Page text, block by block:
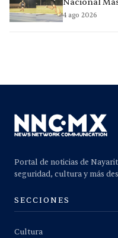
Nacional
4 ago 2026
Portal de noticias de
seguridad, cultura y más
SECCIONES
Cultura